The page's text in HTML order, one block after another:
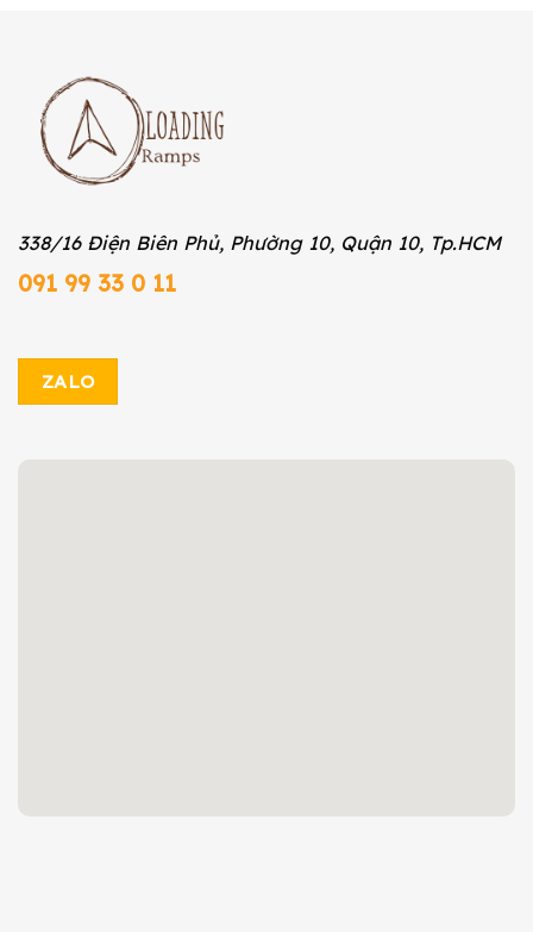
338/16 Điện Biên Phủ, Phường 10, Quận 10, Tp.HCM
091 99 33 0 11
ZALO